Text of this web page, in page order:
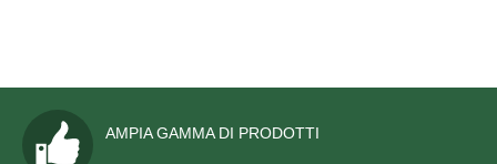
AMPIA GAMMA DI PRODOTTI